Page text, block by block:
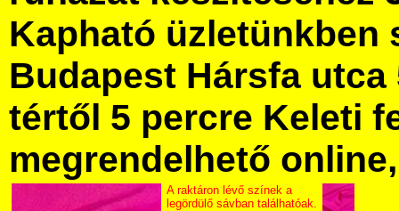
Kapható üzletünkben
Budapest Hársfa utca
tértől 5 percre Keleti
megrendelhető
A raktáron lévő színek a
legördülő sávban találhatóak.